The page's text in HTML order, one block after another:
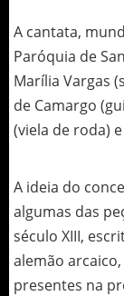
A cantata,
Paróquia de
Marília Vargas
de Camargo
(viela de roda)
A ideia do
algumas das
século XIII,
alemão
presentes na